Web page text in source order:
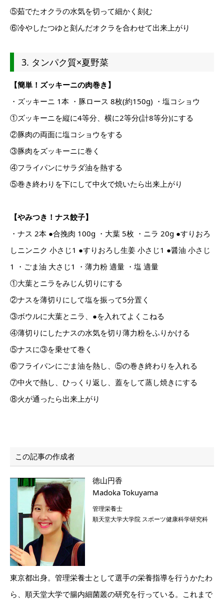
⑤茹でたオクラの水気を切って細かく刻む
⑥冷やしたつゆと刻んだオクラを合わせて出来上がり
3. タンパク質×夏野菜
【簡単！ズッキーニの肉巻き】
・ズッキーニ 1本 ・豚ロース 8枚(約150g) ・塩コショウ
①ズッキーニを縦に4等分、横に2等分(計8等分)にする
②豚肉の両面に塩コショウをする
③豚肉をズッキーニに巻く
④フライパンにサラダ油を熱する
⑤巻き終わりを下にして中火で焼いたら出来上がり
【やみつき！ナス餃子】
・ナス 2本 ●合挽肉 100g ・大葉 5枚 ・ニラ 20g ●すりおろ
しニンニク 小さじ1 ●すりおろし生姜 小さじ1 ●醤油 小さじ
1 ・ごま油 大さじ1 ・薄力粉 適量 ・塩 適量
①大葉とニラをみじん切りにする
②ナスを薄切りにして塩を振って5分置く
③ボウルに大葉とニラ、●を入れてよくこねる
④薄切りにしたナスの水気を切り薄力粉をふりかける
⑤ナスに③を乗せて巻く
⑥フライパンにごま油を熱し、⑤の巻き終わりを入れる
⑦中火で熱し、ひっくり返し、蓋をして蒸し焼きにする
⑧火が通ったら出来上がり
この記事の作成者
徳山円香
Madoka Tokuyama
管理栄養士
順天堂大学大学院 スポーツ健康科学研究科
東京都出身。管理栄養士として選手の栄養指導を行うかたわ
ら、順天堂大学で腸内細菌叢の研究を行っている。これまで